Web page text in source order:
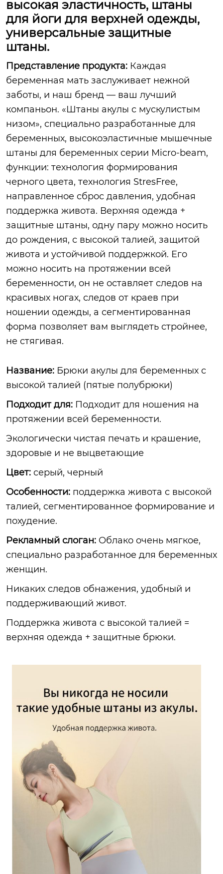
высокая эластичность, штаны
для йоги для верхней одежды,
универсальные защитные
штаны.
Представление продукта: Каждая
беременная мать заслуживает нежной
заботы, и наш бренд — ваш лучший
компаньон. «Штаны акулы с мускулистым
низом», специально разработанные для
беременных, высокоэластичные мышечные
штаны для беременных серии Micro-beam,
функции: технология формирования
черного цвета, технология StresFree,
направленное сброс давления, удобная
поддержка живота. Верхняя одежда +
защитные штаны, одну пару можно носить
до рождения, с высокой талией, защитой
живота и устойчивой поддержкой. Его
можно носить на протяжении всей
беременности, он не оставляет следов на
красивых ногах, следов от краев при
ношении одежды, а сегментированная
форма позволяет вам выглядеть стройнее,
не стягивая.
Название: Брюки акулы для беременных с
высокой талией (пятые полубрюки)
Подходит для: Подходит для ношения на
протяжении всей беременности.
Экологически чистая печать и крашение,
здоровые и не выцветающие
Цвет: серый, черный
Особенности: поддержка живота с высокой
талией, сегментированное формирование и
похудение.
Рекламный слоган: Облако очень мягкое,
специально разработанное для беременных
женщин.
Никаких следов обнажения, удобный и
поддерживающий живот.
Поддержка живота с высокой талией =
верхняя одежда + защитные брюки.